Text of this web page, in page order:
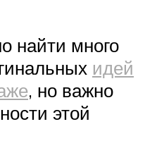
найти много
идей
, но важно
этой